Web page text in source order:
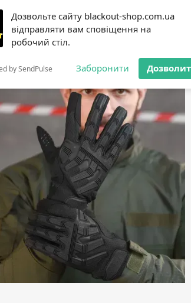
Дозвольте сайту blackout-shop.com.ua
відправляти вам сповіщення на
робочий стіл.
by SendPulse Заборонити
+38 (068) 119-18-19,+38
Каталог